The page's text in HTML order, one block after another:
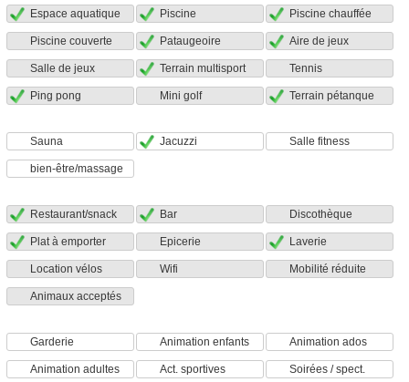
Espace aquatique Piscine Piscine chauffée
Piscine couverte Pataugeoire Aire de jeux
Salle de jeux Terrain multisport Tennis
Ping pong Mini golf Terrain pétanque
Sauna Jacuzzi Salle fitness
bien-être/massage
Restaurant/snack Bar Discothèque
Plat à emporter Epicerie Laverie
Location vélos Wifi Mobilité réduite
Animaux acceptés
Garderie Animation enfants Animation ados
Animation adultes Act. sportives Soirées / spect.